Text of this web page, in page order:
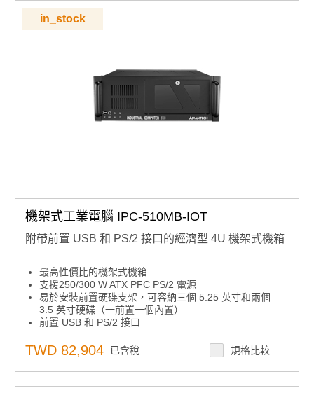
in_stock
機架式工業電腦 IPC-510MB-IOT
附帶前置 USB 和 PS/2 接口的經濟型 4U 機架式機箱
最高性價比的機架式機箱
支援250/300 W ATX PFC PS/2 電源
易於安裝前置硬碟支架，可容納三個 5.25 英寸和兩個
3.5 英寸硬碟（一前置一個內置）
前置 USB 和 PS/2 接口
TWD 82,904 已含稅 規格比較